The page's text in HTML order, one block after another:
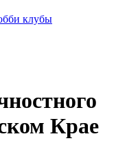
клубы
Крае